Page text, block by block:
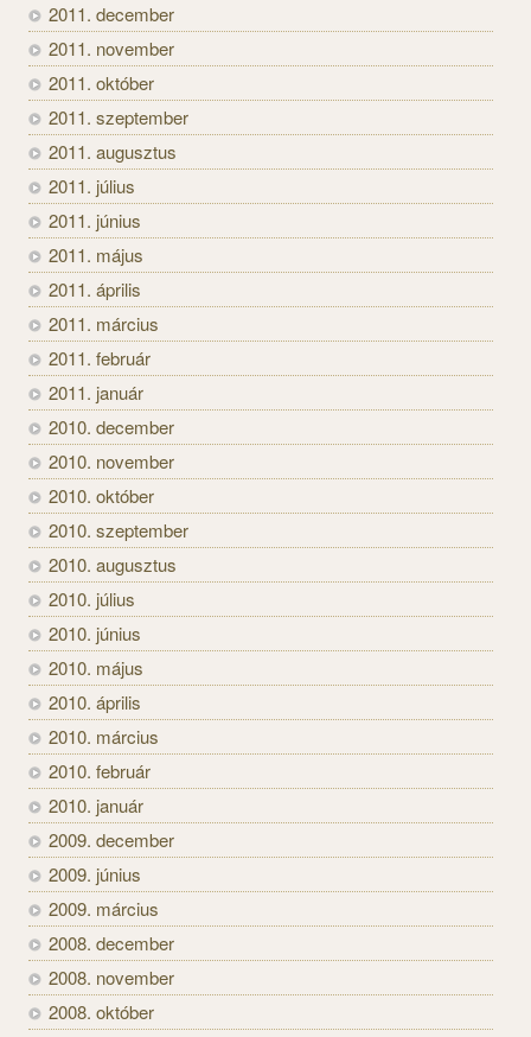
2011. december
2011. november
2011. október
2011. szeptember
2011. augusztus
2011. július
2011. június
2011. május
2011. április
2011. március
2011. február
2011. január
2010. december
2010. november
2010. október
2010. szeptember
2010. augusztus
2010. július
2010. június
2010. május
2010. április
2010. március
2010. február
2010. január
2009. december
2009. június
2009. március
2008. december
2008. november
2008. október